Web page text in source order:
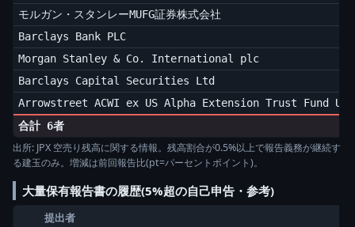
モルガン・スタンレーMUFG証券株式会社
Barclays Bank PLC
Morgan Stanley & Co. International plc
Barclays Capital Securities Ltd
Arrowstreet ACWI ex US Alpha Extension Trust Fund U
合計 6者
出所: JPX 空売り残高に関する情報。残高割合が0.5%以上で報告義務が継続す
る建玉のみ。増減は前回報告比(pt=パーセントポイント)。
大量保有報告書の履歴(5%超の自己申告・参考)
提出者